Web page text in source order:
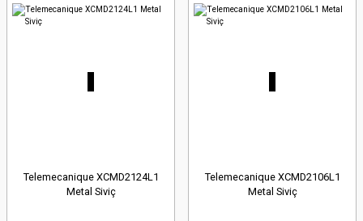
Telemecanique XCMD2124L1
Metal Siviç
Telemecanique XCMD2106L1
Metal Siviç